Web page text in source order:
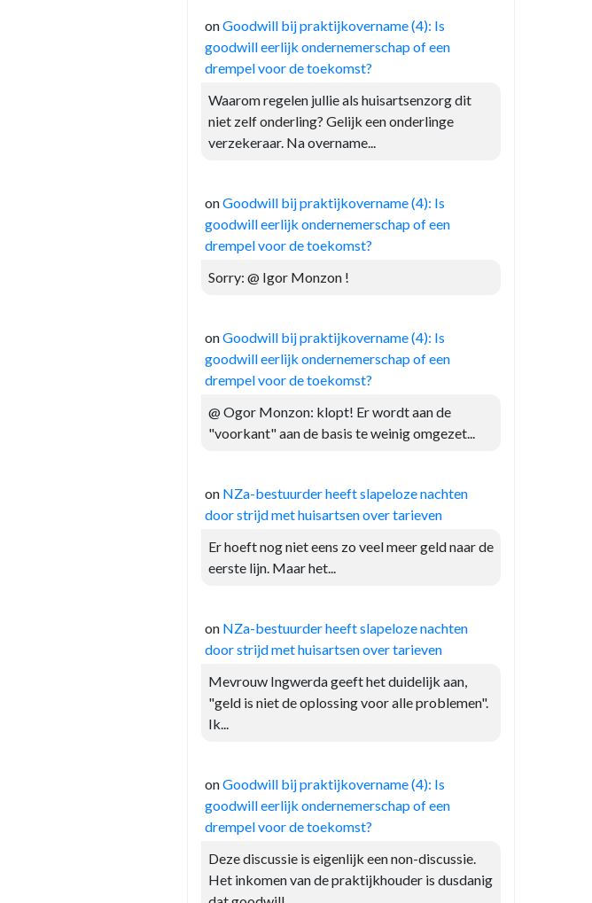
onGoodwill bij praktijkovername (4): Is
goodwill eerlijk ondernemerschap of een
drempel voor de toekomst?
Waarom regelen jullie als huisartsenzorg dit
niet zelf onderling? Gelijk een onderlinge
verzekeraar. Na overname...
onGoodwill bij praktijkovername (4): Is
goodwill eerlijk ondernemerschap of een
drempel voor de toekomst?
Sorry: @ Igor Monzon !
onGoodwill bij praktijkovername (4): Is
goodwill eerlijk ondernemerschap of een
drempel voor de toekomst?
@ Ogor Monzon: klopt! Er wordt aan de
"voorkant" aan de basis te weinig omgezet...
on NZa-bestuurder heeft slapeloze nachten
door strijd met huisartsen over tarieven
Er hoeft nog niet eens zo veel meer geld naar de
eerste lijn. Maar het...
on NZa-bestuurder heeft slapeloze nachten
door strijd met huisartsen over tarieven
Mevrouw Ingwerda geeft het duidelijk aan,
"geld is niet de oplossing voor alle problemen".
Ik...
onGoodwill bij praktijkovername (4): Is
goodwill eerlijk ondernemerschap of een
drempel voor de toekomst?
Deze discussie is eigenlijk een non-discussie.
Het inkomen van de praktijkhouder is dusdanig